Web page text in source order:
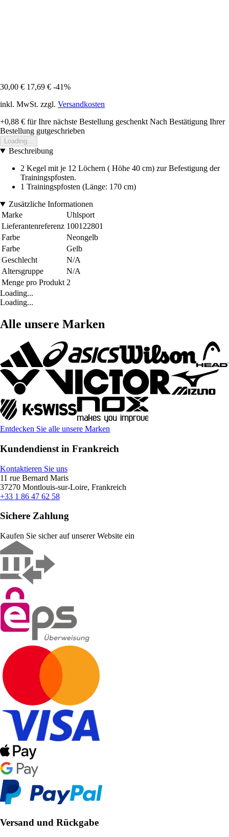
30,00 € 17,69 € -41%
inkl. MwSt. zzgl. Versandkosten
+0,88 € für Ihre nächste Bestellung geschenkt Nach Bestätigung Ihrer
Bestellung gutgeschrieben
Loading...
Beschreibung
2 Kegel mit je 12 Löchern ( Höhe 40 cm) zur Befestigung der
Trainingspfosten.
1 Trainingspfosten (Länge: 170 cm)
Zusätzliche Informationen
Marke
Uhlsport
Lieferantenreferenz 100122801
Farbe
Neongelb
Farbe
Gelb
Geschlecht
N/A
Altersgruppe
N/A
Menge pro Produkt 2
Loading...
Loading...
Alle unsere Marken
Entdecken Sie alle unsere Marken
Kundendienst in Frankreich
Kontaktieren Sie uns
11 rue Bernard Maris
37270 Montlouis-sur-Loire, Frankreich
+33 1 86 47 62 58
Sichere Zahlung
Kaufen Sie sicher auf unserer Website ein
Versand und Rückgabe